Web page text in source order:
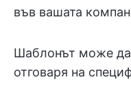
във вашата
Шаблонът може да
отговаря на